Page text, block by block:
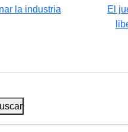
la industria
El